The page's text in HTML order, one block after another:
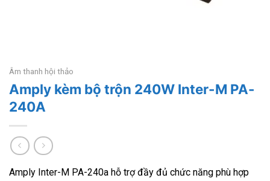
Âm thanh hội thảo
Amply kèm bộ trộn 240W Inter-M PA-
240A
Amply Inter-M PA-240a hỗ trợ đầy đủ chức năng phù hợp